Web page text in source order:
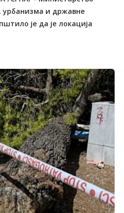
урбанизма и државне
је да је локација